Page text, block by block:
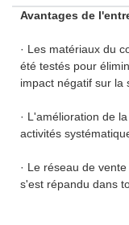
Avantages de
· Les matériaux du
été testés pour
impact négatif sur la
· L'amélioration de
activités
· Le réseau de
s'est répandu dans